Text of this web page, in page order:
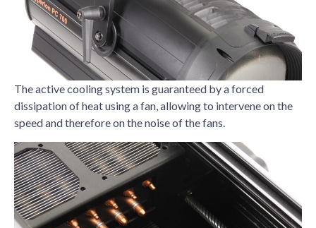
The active cooling system is guaranteed by a forced
dissipation of heat using a fan, allowing to intervene on the
speed and therefore on the noise of the fans.